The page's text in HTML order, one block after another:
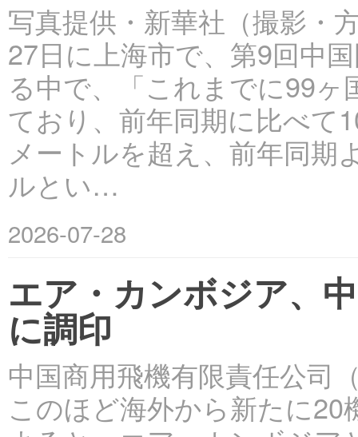
写真提供・新華社（撮影・
27日に上海市で、第9回中
る中で、「これまでに99
ており、前年同期に比べて
メートルを超え、前年同期
ルとい…
2026-07-28
エア・カンボジア、
に調印
中国商用飛機有限責任公司
このほど海外から新たに